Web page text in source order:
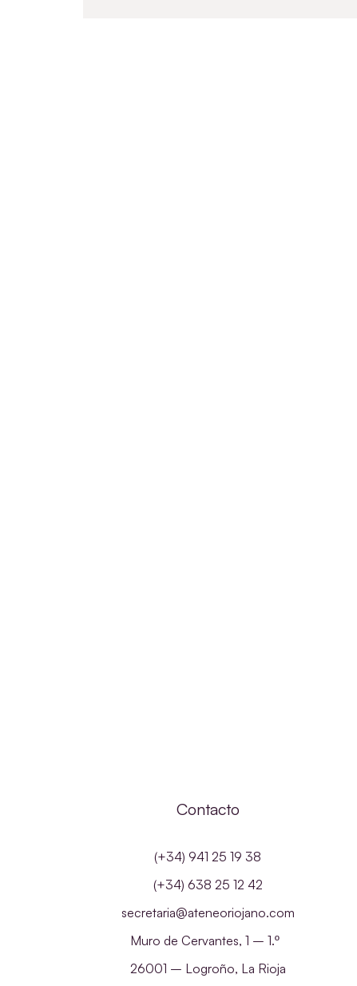
Contacto
(+34) 941 25 19 38
(+34) 638 25 12 42
secretaria@ateneoriojano.com
Muro de Cervantes, 1 – 1.º
26001 – Logroño, La Rioja